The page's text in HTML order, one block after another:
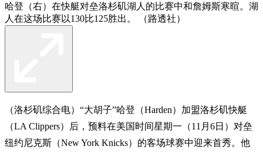
哈登（右）在快艇对垒洛杉矶湖人的比赛中和詹姆斯寒暄。湖
人在这场比赛以130比125胜出。 （路透社）
（洛杉矶综合电）“大胡子”哈登（Harden）加盟洛杉矶快艇
（LA Clippers）后，预料在美国时间星期一（11月6日）对垒
纽约尼克斯（New York Knicks）的客场球赛中迎来首秀。他